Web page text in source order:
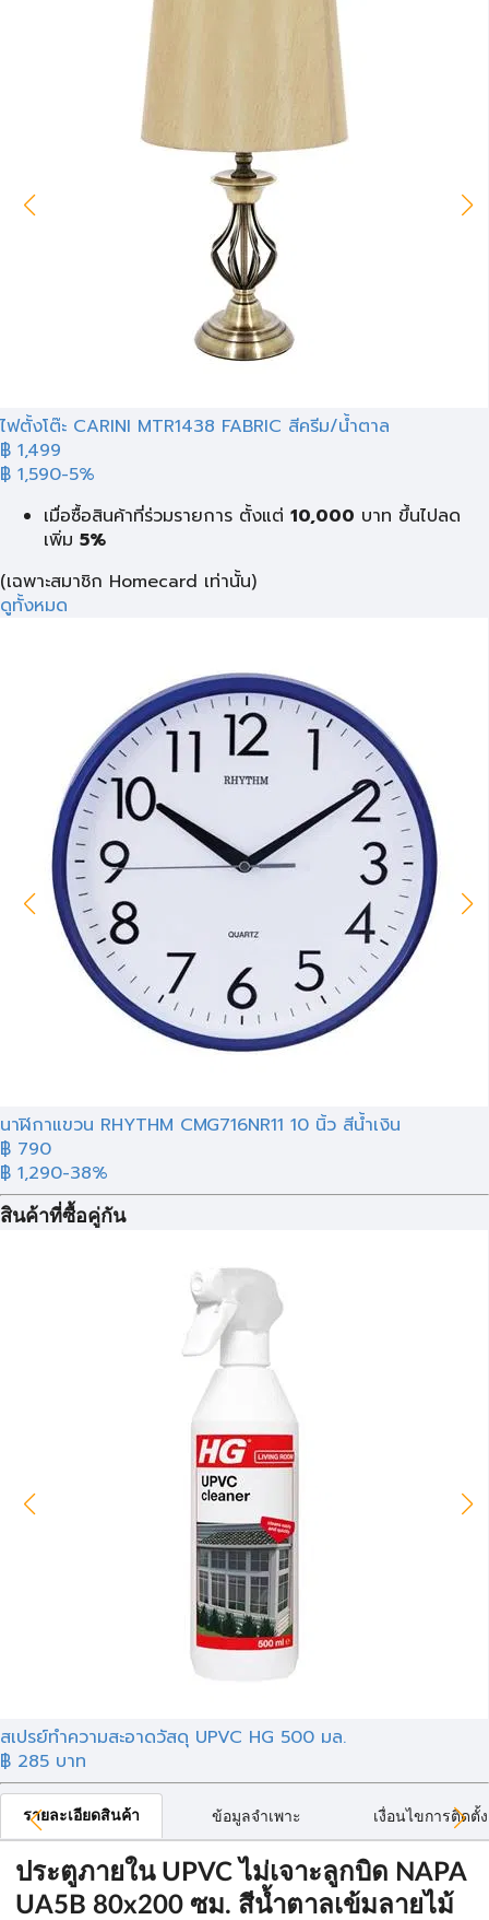
ไฟตั้งโต๊ะ CARINI MTR1438 FABRIC สีครีม/น้ำตาล
฿ 1,499
฿ 1,590-5%
เมื่อซื้อสินค้าที่ร่วมรายการ ตั้งแต่ 10,000 บาท ขึ้นไปลด
เพิ่ม 5%
(เฉพาะสมาชิก Homecard เท่านั้น)
ดูทั้งหมด
นาฬิกาแขวน RHYTHM CMG716NR11 10 นิ้ว สีน้ำเงิน
฿ 790
฿ 1,290-38%
สินค้าที่ซื้อคู่กัน
สเปรย์ทำความสะอาดวัสดุ UPVC HG 500 มล.
฿ 285 บาท
รายละเอียดสินค้า ข้อมูลจำเพาะ เงื่อนไขการติดตั้ง
ประตูภายใน UPVC ไม่เจาะลูกบิด NAPA
UA5B 80x200 ซม. สีน้ำตาลเข้มลายไม้